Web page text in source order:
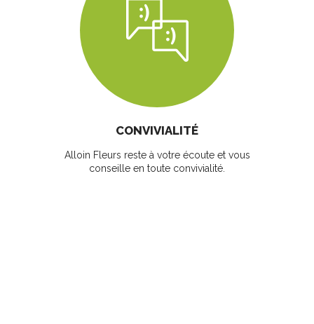
CONVIVIALITÉ
Alloin Fleurs reste à votre écoute et vous
conseille en toute convivialité.